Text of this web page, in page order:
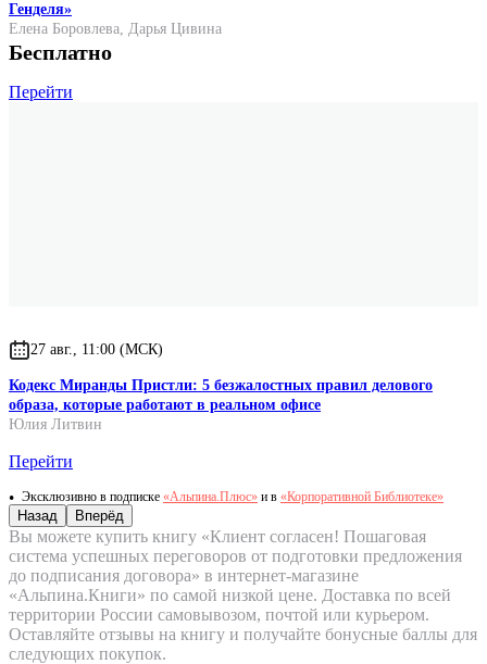
Генделя»
Елена Боровлева, Дарья Цивина
Бесплатно
Перейти
27 авг., 11:00 (МСК)
Кодекс Миранды Пристли: 5 безжалостных правил делового
образа, которые работают в реальном офисе
Юлия Литвин
Перейти
Эксклюзивно в подписке «Альпина.Плюс» и в «Корпоративной Библиотеке»
Назад Вперёд
Вы можете купить книгу «Клиент согласен! Пошаговая
система успешных переговоров от подготовки предложения
до подписания договора» в интернет-магазине
«Альпина.Книги» по самой низкой цене. Доставка по всей
территории России самовывозом, почтой или курьером.
Оставляйте отзывы на книгу и получайте бонусные баллы для
следующих покупок.